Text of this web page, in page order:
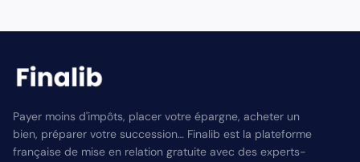
Payer moins d'impôts, placer votre épargne, acheter un
bien, préparer votre succession… Finalib est la plateforme
française de mise en relation gratuite avec des experts-